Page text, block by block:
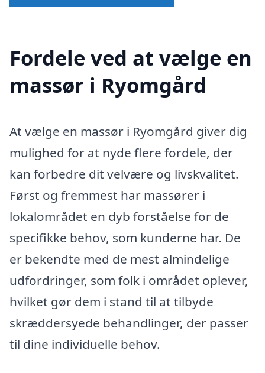
Fordele ved at vælge en
massør i Ryomgård
At vælge en massør i Ryomgård giver dig
mulighed for at nyde flere fordele, der
kan forbedre dit velvære og livskvalitet.
Først og fremmest har massører i
lokalområdet en dyb forståelse for de
specifikke behov, som kunderne har. De
er bekendte med de mest almindelige
udfordringer, som folk i området oplever,
hvilket gør dem i stand til at tilbyde
skræddersyede behandlinger, der passer
til dine individuelle behov.